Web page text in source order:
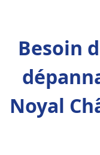
Besoin
Noyal